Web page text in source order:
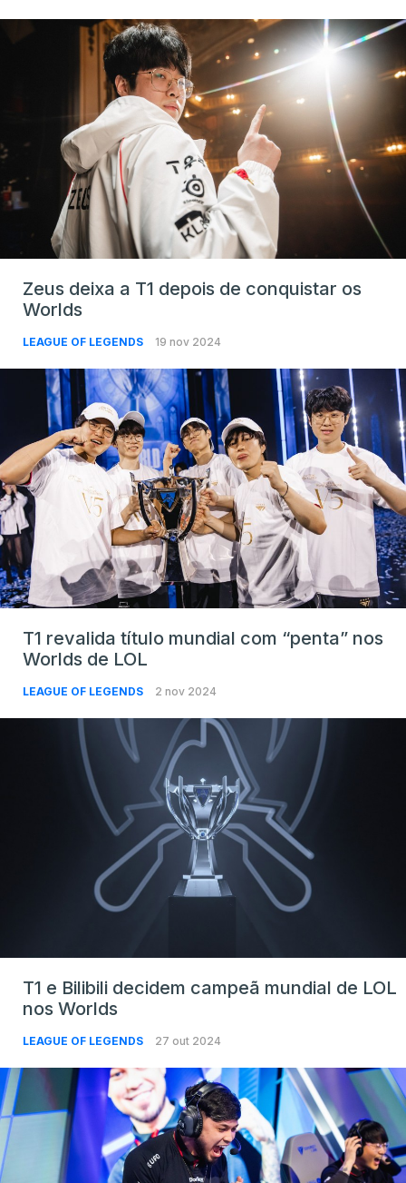
Zeus deixa a T1 depois de conquistar os
Worlds
LEAGUE OF LEGENDS 19 nov 2024
T1 revalida título mundial com “penta” nos
Worlds de LOL
LEAGUE OF LEGENDS 2 nov 2024
T1 e Bilibili decidem campeã mundial de LOL
nos Worlds
LEAGUE OF LEGENDS 27 out 2024